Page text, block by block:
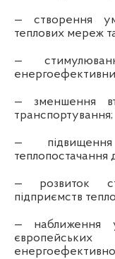
— створення
теплових мереж
—
— зменшення
транспортування;
—
теплопостачання
— розвиток
підприємств
— наближення